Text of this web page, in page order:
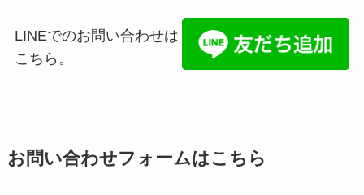
LINEでのお問い合わせは
こちら。
お問い合わせフォームはこちら